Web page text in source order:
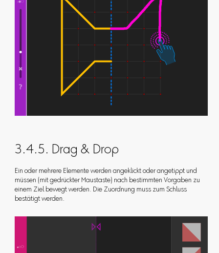
3.4.5. Drag & Drop
Ein oder mehrere Elemente werden angeklickt oder angetippt und
müssen (mit gedrückter Maustaste) nach bestimmten Vorgaben zu
einem Ziel bewegt werden. Die Zuordnung muss zum Schluss
bestätigt werden.